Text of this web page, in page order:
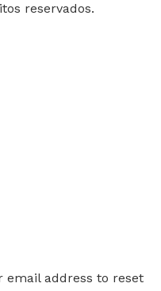
reservados.
email address to reset